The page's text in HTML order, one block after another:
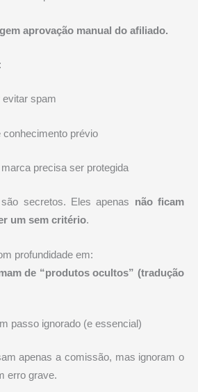
aprovação manual do afiliado.
evitar spam
conhecimento prévio
precisa ser protegida
secretos. Eles apenas não ficam
um sem critério.
profundidade em:
de “produtos ocultos” (tradução
passo ignorado (e essencial)
apenas a comissão, mas ignoram o
erro grave.